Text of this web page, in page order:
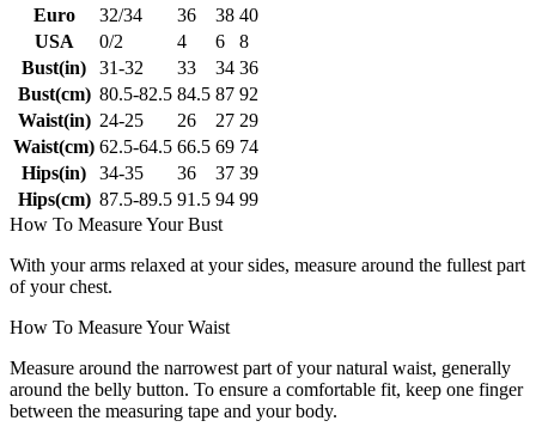
Euro
32/34 36 38 40
USA
0/2 4 6
8
Bust(in)
31-32 33 34 36
Bust(cm) 80.5-82.5 84.5 87 92
Waist(in) 24-25 26 27 29
Waist(cm) 62.5-64.5 66.5 69 74
Hips(in)
34-35 36 37 39
Hips(cm) 87.5-89.5 91.5 94 99
How To Measure Your Bust
With your arms relaxed at your sides, measure around the fullest part
of your chest.
How To Measure Your Waist
Measure around the narrowest part of your natural waist, generally
around the belly button. To ensure a comfortable fit, keep one finger
between the measuring tape and your body.